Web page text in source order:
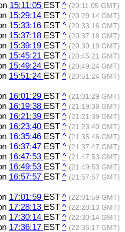
15:11:05 EST ^ (20:11:05 GMT)
15:29:14 EST ^ (20:29:14 GMT)
15:33:16 EST ^ (20:33:16 GMT)
15:37:18 EST ^ (20:37:18 GMT)
15:39:19 EST ^ (20:39:19 GMT)
15:45:21 EST ^ (20:45:21 GMT)
15:49:24 EST ^ (20:49:24 GMT)
15:51:24 EST ^ (20:51:24 GMT)
16:01:29 EST ^ (21:01:29 GMT)
16:19:38 EST ^ (21:19:38 GMT)
16:21:39 EST ^ (21:21:39 GMT)
16:23:40 EST ^ (21:23:40 GMT)
16:35:46 EST ^ (21:35:46 GMT)
16:37:47 EST ^ (21:37:47 GMT)
16:47:53 EST ^ (21:47:53 GMT)
16:49:53 EST ^ (21:49:53 GMT)
16:57:57 EST ^ (21:57:57 GMT)
17:01:59 EST ^ (22:01:59 GMT)
17:28:13 EST ^ (22:28:13 GMT)
17:30:14 EST ^ (22:30:14 GMT)
17:36:17 EST ^ (22:36:17 GMT)